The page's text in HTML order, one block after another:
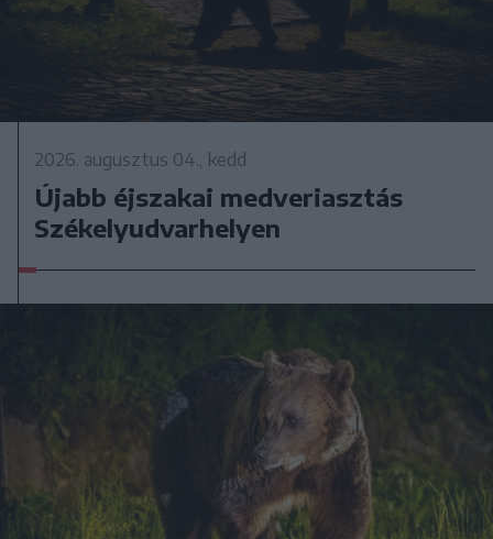
2026. augusztus 04., kedd
Újabb éjszakai medveriasztás
Székelyudvarhelyen